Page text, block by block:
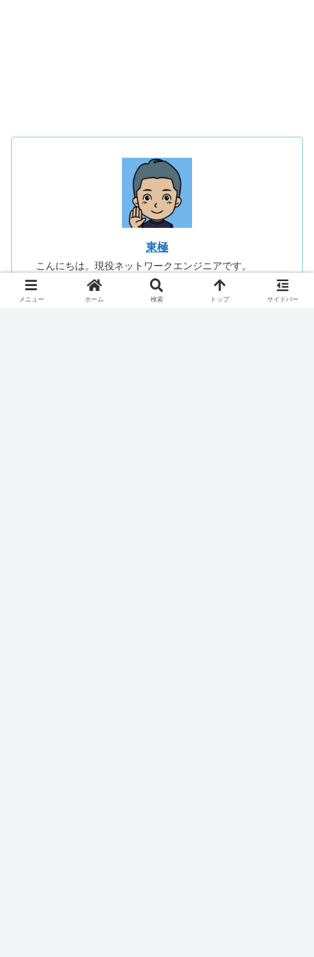
東極
こんにちは。現役ネットワークエンジニアです。
主にルータ、スイッチ、無線の設計や設定が主なお仕
事。
最近はPMに回ることも、やっぱり機器を設定した方が
メニュー ホーム 検索 トップ サイドバー